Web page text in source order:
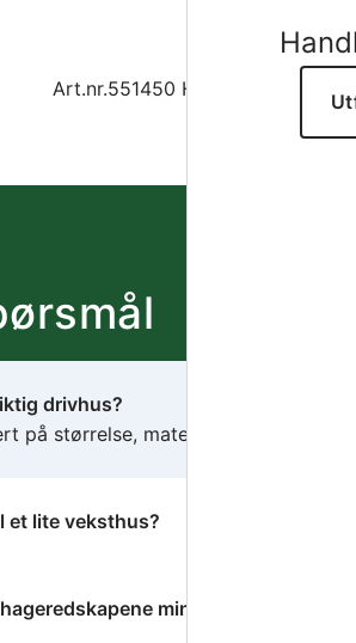
Art.nr.551450 Hjerteluke fra
drivhus?
på størrelse, materiale og dine
et lite veksthus?
mine?